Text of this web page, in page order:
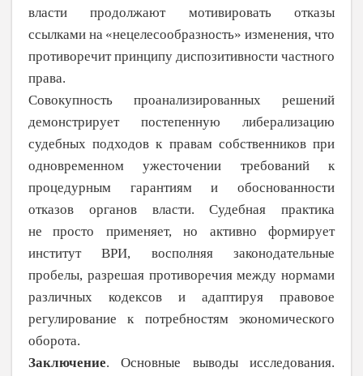
власти продолжают мотивировать отказы
ссылками на «нецелесообразность» изменения, что
противоречит принципу диспозитивности частного
права.
Совокупность проанализированных решений
демонстрирует постепенную либерализацию
судебных подходов к правам собственников при
одновременном ужесточении требований к
процедурным гарантиям и обоснованности
отказов органов власти. Судебная практика
не
просто применяет, но активно формирует
институт ВРИ, восполняя законодательные
пробелы, разрешая противоречия между нормами
различных кодексов и адаптируя правовое
регулирование к потребностям экономического
оборота.
Заключение.Основные выводы иссле­дования.